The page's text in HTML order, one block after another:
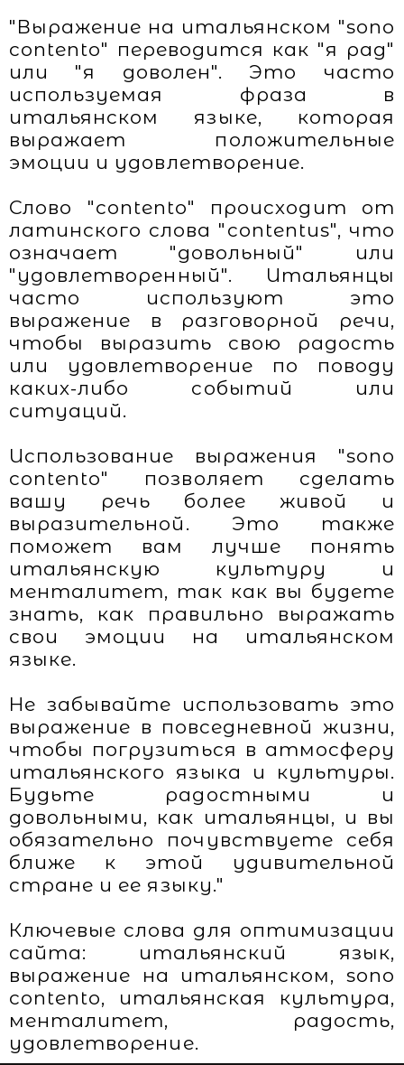
"Выражение на итальянском "sono
contento" переводится как "я рад"
или "я доволен". Это часто
используемая фраза в
итальянском языке, которая
выражает положительные
эмоции и удовлетворение.
Слово "contento" происходит от
латинского слова "contentus", что
означает "довольный" или
"удовлетворенный". Итальянцы
часто используют это
выражение в разговорной речи,
чтобы выразить свою радость
или удовлетворение по поводу
каких-либо событий или
ситуаций.
Использование выражения "sono
contento" позволяет сделать
вашу речь более живой и
выразительной. Это также
поможет вам лучше понять
итальянскую культуру и
менталитет, так как вы будете
знать, как правильно выражать
свои эмоции на итальянском
языке.
Не забывайте использовать это
выражение в повседневной жизни,
чтобы погрузиться в атмосферу
итальянского языка и культуры.
Будьте радостными и
довольными, как итальянцы, и вы
обязательно почувствуете себя
ближе к этой удивительной
стране и ее языку."
Ключевые слова для оптимизации
сайта: итальянский язык,
выражение на итальянском, sono
contento, итальянская культура,
менталитет, радость,
удовлетворение.